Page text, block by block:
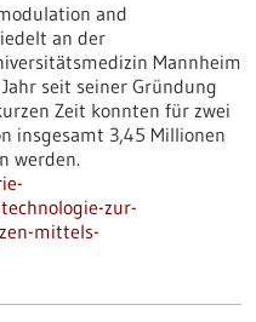
and
an der
Mannheim
seit seiner Gründung
Zeit konnten für zwei
insgesamt 3,45 Millionen
werden.
zur-
mittels-